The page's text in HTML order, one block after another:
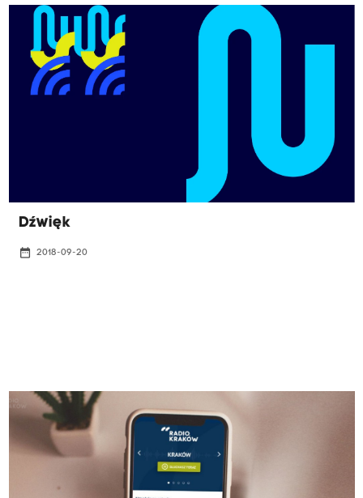
Dźwięk
date_range 2018-09-20